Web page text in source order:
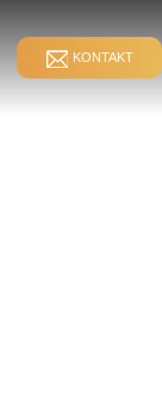
KONTAKT